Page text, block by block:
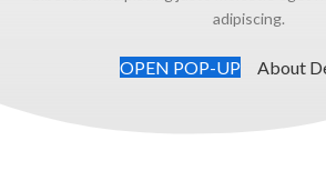
adipiscing.
OPEN POP-UP About